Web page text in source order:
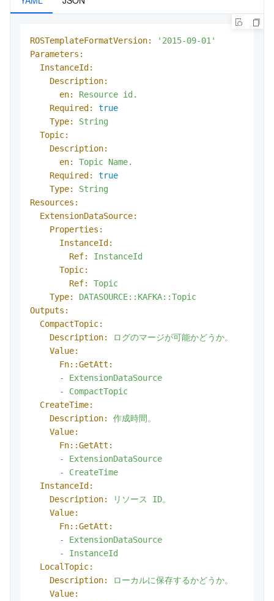
ROSTemplateFormatVersion:
'2015-09-01'
Parameters:
InstanceId:
Description:
en:
Resource id.
Required:
true
Type:
String
Topic:
Description:
en:
Topic Name.
Required:
true
Type:
String
Resources:
ExtensionDataSource:
Properties:
InstanceId:
Ref:
InstanceId
Topic:
Ref:
Topic
Type:
DATASOURCE::KAFKA::Topic
Outputs:
CompactTopic:
Description:
ログのマージが可能かどうか。
Value:
Fn::GetAtt:
-
ExtensionDataSource
-
CompactTopic
CreateTime:
Description:
作成時間。
Value:
Fn::GetAtt:
-
ExtensionDataSource
-
CreateTime
InstanceId:
Description:
リソース
ID。
Value:
Fn::GetAtt:
-
ExtensionDataSource
-
InstanceId
LocalTopic:
Description:
ローカルに保存するかどうか。
Value: